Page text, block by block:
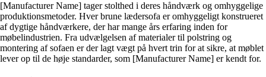
[Manufacturer Name] tager stolthed i deres håndværk og omhyggelige
produktionsmetoder. Hver brune lædersofa er omhyggeligt konstrueret
af dygtige håndværkere, der har mange års erfaring inden for
møbelindustrien. Fra udvælgelsen af materialer til polstring og
montering af sofaen er der lagt vægt på hvert trin for at sikre, at møblet
lever op til de høje standarder, som [Manufacturer Name] er kendt for.